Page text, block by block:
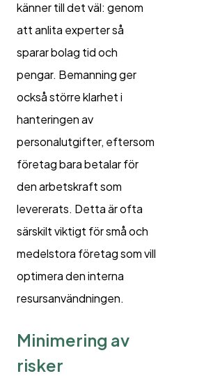
känner till det väl: genom
att anlita experter så
sparar bolag tid och
pengar. Bemanning ger
också större klarhet i
hanteringen av
personalutgifter, eftersom
företag bara betalar för
den arbetskraft som
levererats. Detta är ofta
särskilt viktigt för små och
medelstora företag som vill
optimera den interna
resursanvändningen.
Minimering av
risker